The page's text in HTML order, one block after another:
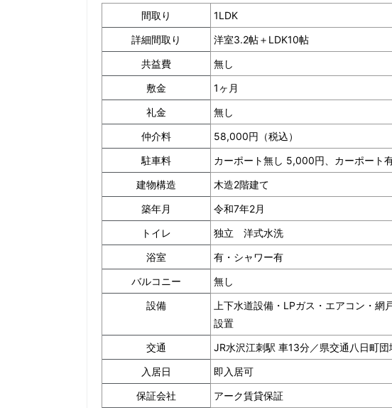
間取り
1LDK
詳細間取り
洋室3.2帖＋LDK10帖
共益費
無し
敷金
1ヶ月
礼金
無し
仲介料
58,000円（税込）
駐車料
カーポート無し 5,000円、カーポート
建物構造
木造2階建て
築年月
令和7年2月
トイレ
独立 洋式水洗
浴室
有・シャワー有
バルコニー
無し
設備
上下水道設備・LPガス・エアコン・
設置
交通
JR水沢江刺駅 車13分／県交通八日町
入居日
即入居可
保証会社
アーク賃貸保証